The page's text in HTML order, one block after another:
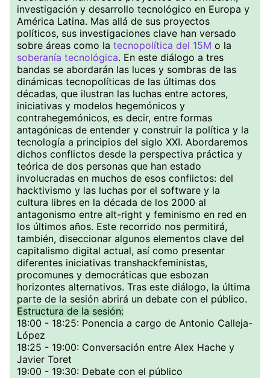
investigación y desarrollo tecnológico en Europa y
América Latina. Mas allá de sus proyectos
políticos, sus investigaciones clave han versado
sobre áreas como la tecnopolítica del 15M o la
soberanía tecnológica. En este diálogo a tres
bandas se abordarán las luces y sombras de las
dinámicas tecnopolíticas de las últimas dos
décadas, que ilustran las luchas entre actores,
iniciativas y modelos hegemónicos y
contrahegemónicos, es decir, entre formas
antagónicas de entender y construir la política y la
tecnología a principios del siglo XXI. Abordaremos
dichos conflictos desde la perspectiva práctica y
teórica de dos personas que han estado
involucradas en muchos de esos conflictos: del
hacktivismo y las luchas por el software y la
cultura libres en la década de los 2000 al
antagonismo entre alt-right y feminismo en red en
los últimos años. Este recorrido nos permitirá,
también, diseccionar algunos elementos clave del
capitalismo digital actual, así como presentar
diferentes iniciativas transhackfeministas,
procomunes y democráticas que esbozan
horizontes alternativos. Tras este diálogo, la última
parte de la sesión abrirá un debate con el público.
Estructura de la sesión:
18:00 - 18:25: Ponencia a cargo de Antonio Calleja-
López
18:25 - 19:00: Conversación entre Alex Hache y
Javier Toret
19:00 - 19:30: Debate con el público